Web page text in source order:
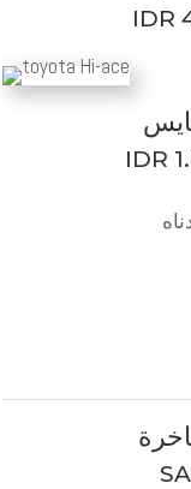
IDR
IDR